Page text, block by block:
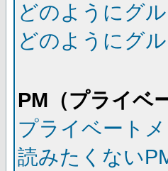
どのようにグ
どのようにグ
PM（プライベ
プライベート
読みたくない